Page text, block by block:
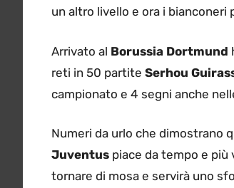
un altro livello e ora i bianconeri
Arrivato al Borussia Dortmund
reti in 50 partite Serhou
campionato e 4 segni anche
Numeri da urlo che dimostrano
Juventus piace da tempo e più
tornare di mosa e servirà uno